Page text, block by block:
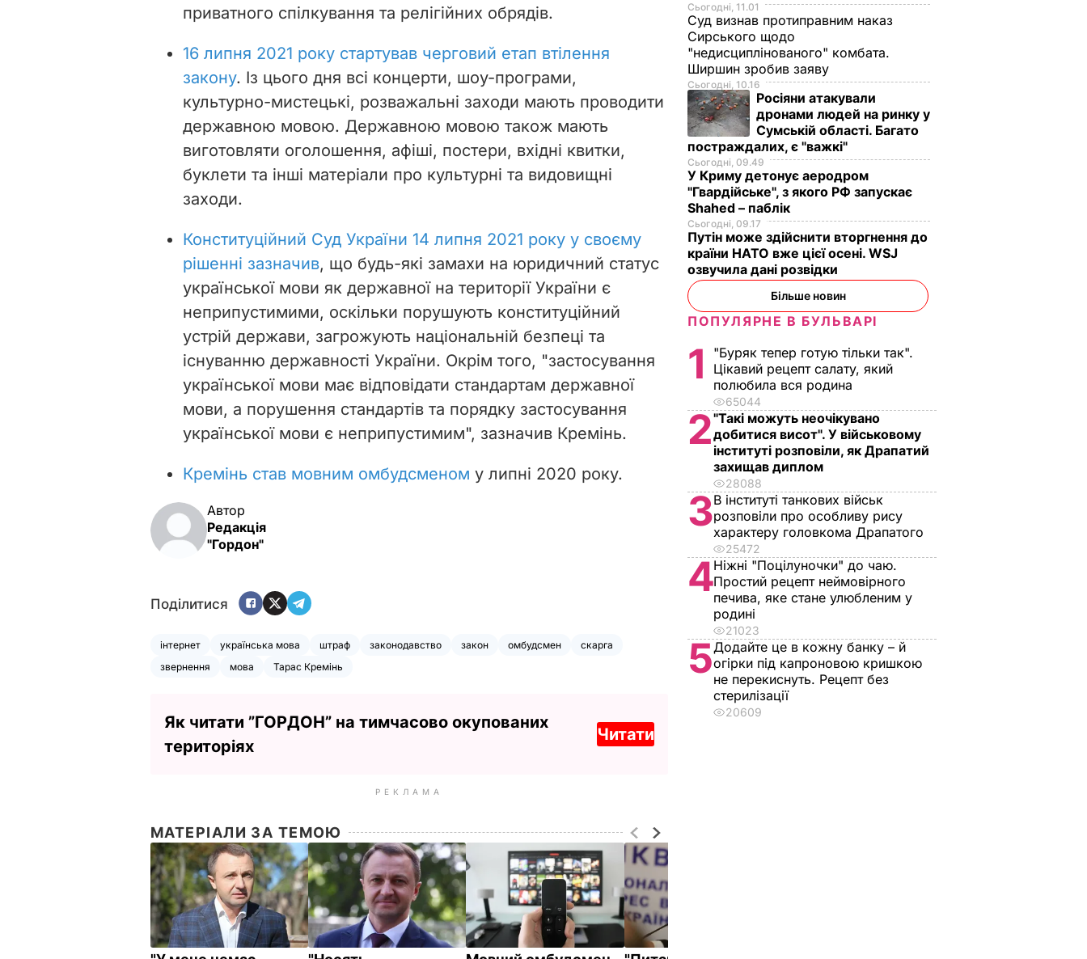
приватного спілкування та релігійних обрядів.
16 липня 2021 року стартував черговий етап втілення
закону. Із цього дня всі концерти, шоу-програми,
культурно-мистецькі, розважальні заходи мають проводити
державною мовою. Державною мовою також мають
виготовляти оголошення, афіші, постери, вхідні квитки,
буклети та інші матеріали про культурні та видовищні
заходи.
Конституційний Суд України 14 липня 2021 року у своєму
рішенні зазначив, що будь-які замахи на юридичний статус
української мови як державної на території України є
неприпустимими, оскільки порушують конституційний
устрій держави, загрожують національній безпеці та
існуванню державності України. Окрім того, "застосування
української мови має відповідати стандартам державної
мови, а порушення стандартів та порядку застосування
української мови є неприпустимим", зазначив Кремінь.
Кремінь став мовним омбудсменом у липні 2020 року.
Автор
Редакція
"Гордон"
Поділитися
інтернет українська мова штраф законодавство закон омбудсмен
скарга
звернення
мова Тарас Кремінь
Як читати ”ГОРДОН” на тимчасово окупованих
територіях
Читати
РЕКЛАМА
МАТЕРІАЛИ ЗА ТЕМОЮ
Сьогодні, 11.01
Суд визнав протиправним наказ
Сирського щодо
"недисциплінованого" комбата.
Ширшин зробив заяву
Сьогодні, 10.16
Росіяни атакували
дронами людей на ринку у
Сумській області. Багато
постраждалих, є "важкі"
Сьогодні, 09.49
У Криму детонує аеродром
"Гвардійське", з якого РФ запускає
Shahed – паблік
Сьогодні, 09.17
Путін може здійснити вторгнення до
країни НАТО вже цієї осені. WSJ
озвучила дані розвідки
Більше новин
ПОПУЛЯРНЕ В БУЛЬВАРІ
1
"Буряк тепер готую тільки так".
Цікавий рецепт салату, який
полюбила вся родина
65044
2"Такі можуть неочікувано
добитися висот". У військовому
інституті розповіли, як Драпатий
захищав диплом
28088
3В інституті танкових військ
розповіли про особливу рису
характеру головкома Драпатого
25472
4Ніжні "Поцілуночки" до чаю.
Простий рецепт неймовірного
печива, яке стане улюбленим у
родині
21023
5Додайте це в кожну банку – й
огірки під капроновою кришкою
не перекиснуть. Рецепт без
стерилізації
20609